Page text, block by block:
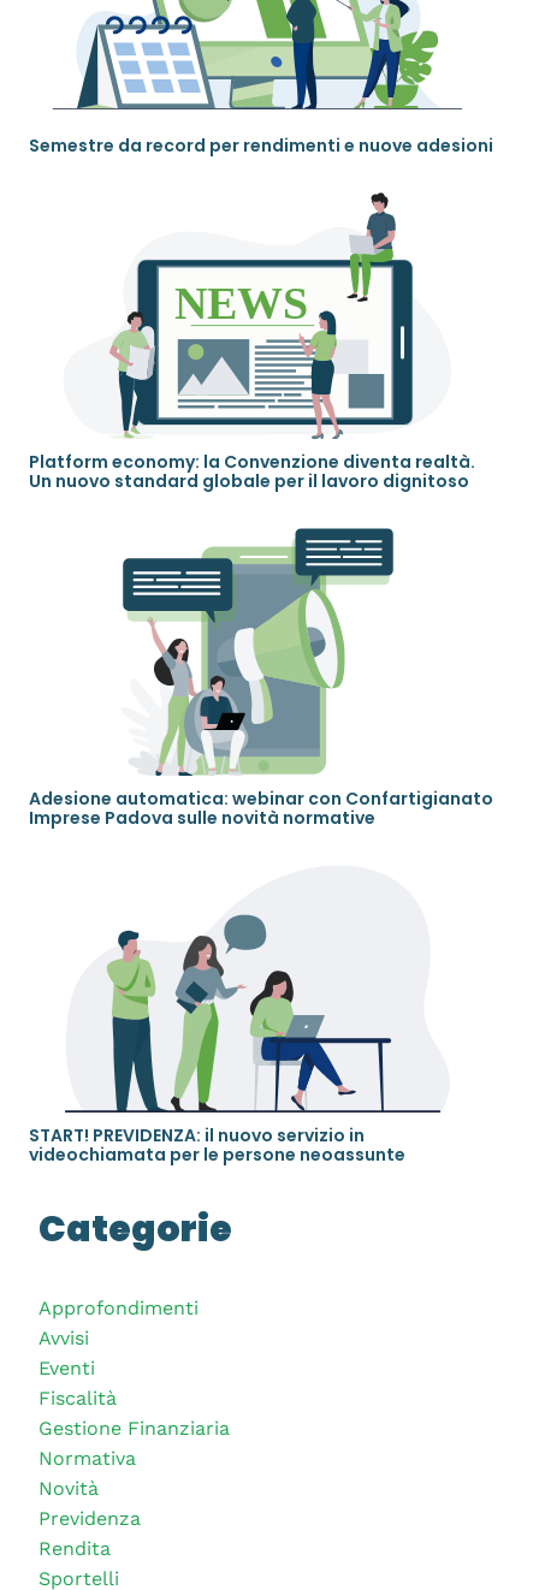
Semestre da record per rendimenti e nuove adesioni
Platform economy: la Convenzione diventa realtà.
Un nuovo standard globale per il lavoro dignitoso
Adesione automatica: webinar con Confartigianato
Imprese Padova sulle novità normative
START! PREVIDENZA: il nuovo servizio in
videochiamata per le persone neoassunte
Categorie
Approfondimenti
Avvisi
Eventi
Fiscalità
Gestione Finanziaria
Normativa
Novità
Previdenza
Rendita
Sportelli